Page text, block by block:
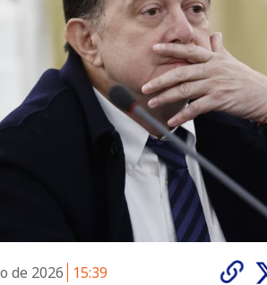
de 2026 15:39